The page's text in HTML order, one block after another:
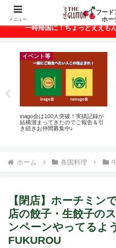
ベトナム・ホーチミ
一時帰国に！ちょっとええも
イベント等
inago会は100人突破！実績記録が
結構溜まってきたのでご報告＆引
き続きお仲間募集中♪
ホーム 各国料理
【閉店】ホーチミン
店の餃子・生餃子の
ンペーンやってるよ
FUKUROU
メニュー
フード
ホー